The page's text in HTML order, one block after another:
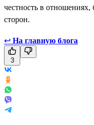
честность в отношениях,
сторон.
↩ На главную блога
3